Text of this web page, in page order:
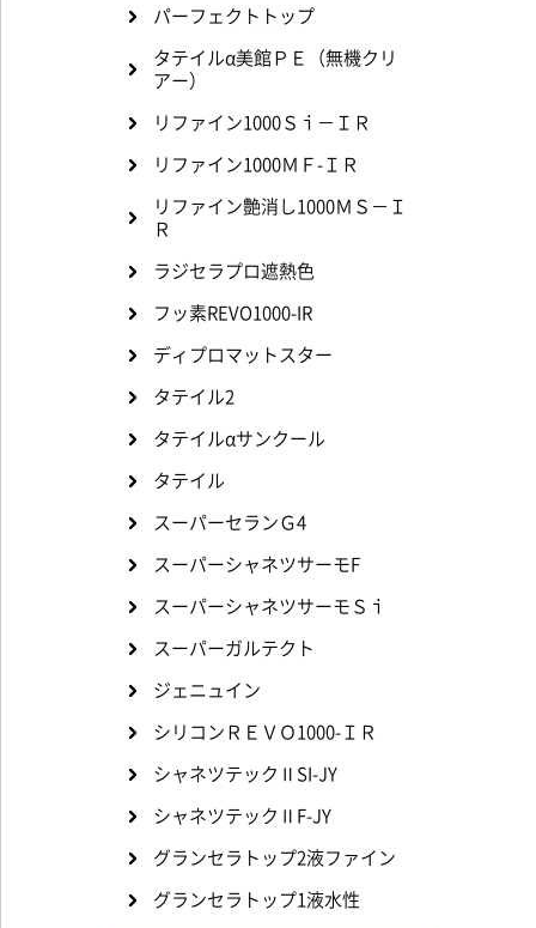
パーフェクトトップ
タテイルα美館ＰＥ（無機クリ
アー）
リファイン1000Ｓｉ－ＩＲ
リファイン1000ＭＦ-ＩＲ
リファイン艶消し1000ＭＳ－Ｉ
Ｒ
ラジセラプロ遮熱色
フッ素REVO1000-IR
ディプロマットスター
タテイル2
タテイルαサンクール
タテイル
スーパーセランＧ4
スーパーシャネツサーモF
スーパーシャネツサーモＳｉ
スーパーガルテクト
ジェニュイン
シリコンＲＥＶＯ1000-ＩＲ
シャネツテックⅡSI-JY
シャネツテックⅡF-JY
グランセラトップ2液ファイン
グランセラトップ1液水性